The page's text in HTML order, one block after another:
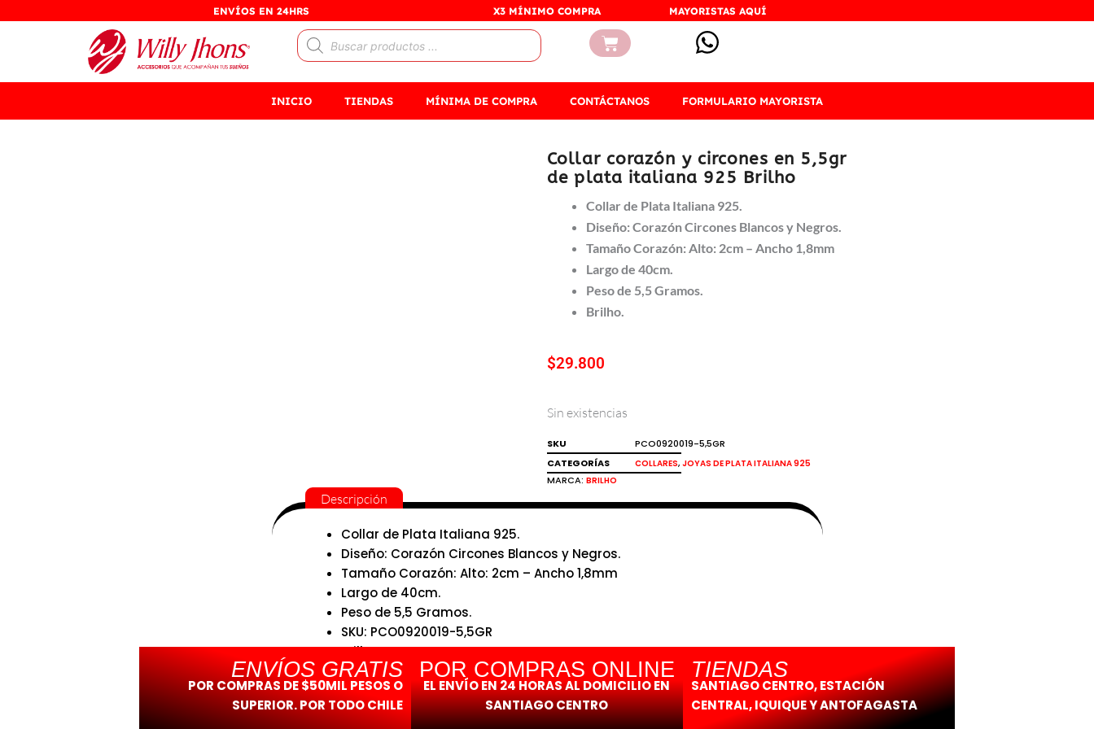
ENVÍOS EN 24HRS X3 MÍNIMO COMPRA MAYORISTAS AQUÍ
Búsqueda
de
Carrito
INICIO TIENDAS MÍNIMA DE COMPRA CONTÁCTANOS FORMULARIO MAYORISTA
Collar corazón y circones en 5,5gr
de plata italiana 925 Brilho
Collar de Plata Italiana 925.
Diseño: Corazón Circones Blancos y Negros.
Tamaño Corazón: Alto: 2cm – Ancho 1,8mm
Largo de 40cm.
Peso de 5,5 Gramos.
Brilho.
$29.800
Sin existencias
SKU
PCO0920019-5,5GR
CATEGORÍAS
COLLARES,JOYAS DE PLATA ITALIANA 925
MARCA:BRILHO
Descripción
Collar de Plata Italiana 925.
Diseño: Corazón Circones Blancos y Negros.
Tamaño Corazón: Alto: 2cm – Ancho 1,8mm
Largo de 40cm.
Peso de 5,5 Gramos.
SKU: PCO0920019-5,5GR
Brilho.
ENVÍOS GRATIS
POR COMPRAS DE $50MIL PESOS O
SUPERIOR. POR TODO CHILE
POR COMPRAS ONLINE
EL ENVÍO EN 24 HORAS AL DOMICILIO EN
SANTIAGO CENTRO
TIENDAS
SANTIAGO CENTRO, ESTACIÓN
CENTRAL, IQUIQUE Y ANTOFAGASTA